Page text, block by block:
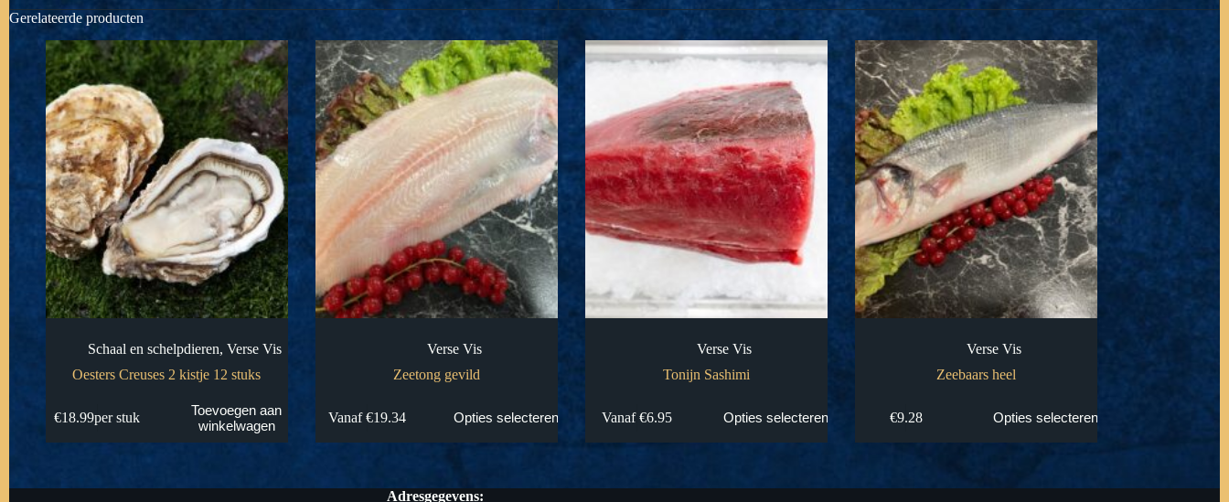
Gerelateerde producten
Schaal en schelpdieren,Verse Vis
Oesters Creuses 2 kistje 12 stuks
€18.99per stuk
Toevoegen aan
winkelwagen
Verse Vis
Zeetong gevild
Vanaf €19.34 Opties selecteren
product
Deze
Verse Vis
Tonijn Sashimi
Vanaf €6.95 Opties selecteren
product
Deze
Verse Vis
Zeebaars heel
€9.28 Opties selecteren
Deze
Adresgegevens: